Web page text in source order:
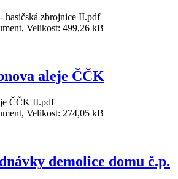
hasičská zbrojnice II.pdf
Velikost: 499,26 kB
aleje ČČK
ČČK II.pdf
Velikost: 274,05 kB
demolice domu č.p.